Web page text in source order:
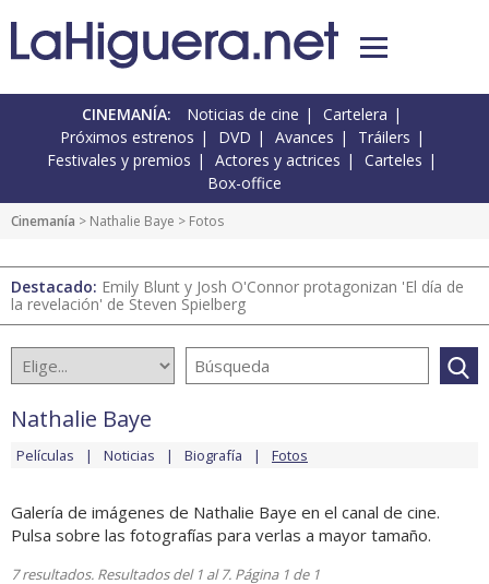
CINEMANÍA: Noticias de cine
Cartelera
Próximos estrenos
DVD Avances
Tráilers
Festivales y premios
Actores y actrices
Carteles
Box-office
Cinemanía > Nathalie Baye > Fotos
Destacado: Emily Blunt y Josh O'Connor protagonizan 'El día de
la revelación' de Steven Spielberg
Nathalie Baye
Películas Noticias Biografía Fotos
Galería de imágenes de Nathalie Baye en el canal de cine.
Pulsa sobre las fotografías para verlas a mayor tamaño.
7 resultados. Resultados del 1 al 7. Página 1 de 1